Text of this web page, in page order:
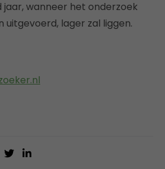
wanneer het onderzoek
uitgevoerd, lager zal liggen.